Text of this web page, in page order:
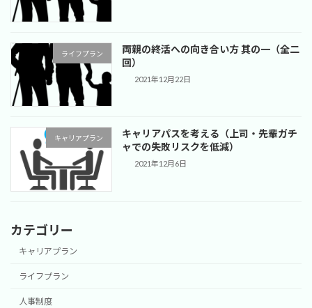
ライフプラン
両親の終活への向き合い方 其の一（全二
回）
2021年12月22日
キャリアプラン
キャリアパスを考える（上司・先輩ガチ
ャでの失敗リスクを低減）
2021年12月6日
カテゴリー
キャリアプラン
ライフプラン
人事制度